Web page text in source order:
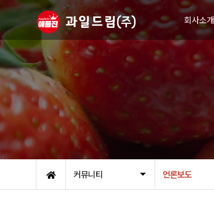
회사소개
인사말
연혁
조직도
오시는 길
커뮤니티 언론보도